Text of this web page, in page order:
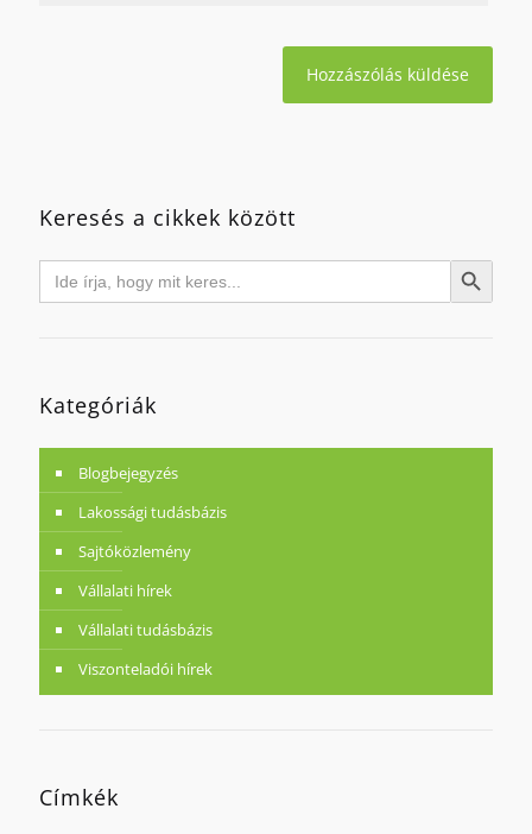
Keresés a cikkek között
Search
for: Search Button
Kategóriák
Blogbejegyzés
Lakossági tudásbázis
Sajtóközlemény
Vállalati hírek
Vállalati tudásbázis
Viszonteladói hírek
Címkék